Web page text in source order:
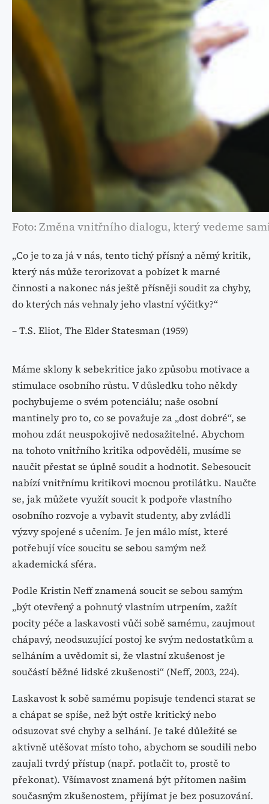
Foto: Změna vnitřního dialogu, který vedeme
„Co je to za já v nás, tento tichý přísný a němý kritik,
který nás může terorizovat a pobízet k marné
činnosti a nakonec nás ještě přísněji soudit za chyby,
do kterých nás vehnaly jeho vlastní výčitky?“
– T.S. Eliot, The Elder Statesman (1959)
Máme sklony k sebekritice jako způsobu motivace a
stimulace osobního růstu. V důsledku toho někdy
pochybujeme o svém potenciálu; naše osobní
mantinely pro to, co se považuje za „dost dobré“, se
mohou zdát neuspokojivě nedosažitelné. Abychom
na tohoto vnitřního kritika odpověděli, musíme se
naučit přestat se úplně soudit a hodnotit. Sebesoucit
nabízí vnitřnímu kritikovi mocnou protilátku. Naučte
se, jak můžete využít soucit k podpoře vlastního
osobního rozvoje a vybavit studenty, aby zvládli
výzvy spojené s učením. Je jen málo míst, které
potřebují více soucitu se sebou samým než
akademická sféra.
Podle Kristin Neff znamená soucit se sebou samým
„být otevřený a pohnutý vlastním utrpením, zažít
pocity péče a laskavosti vůči sobě samému, zaujmout
chápavý, neodsuzující postoj ke svým nedostatkům a
selháním a uvědomit si, že vlastní zkušenost je
součástí běžné lidské zkušenosti“ (Neff, 2003, 224).
Laskavost k sobě samému popisuje tendenci starat se
a chápat se spíše, než být ostře kritický nebo
odsuzovat své chyby a selhání. Je také důležité se
aktivně utěšovat místo toho, abychom se soudili nebo
zaujali tvrdý přístup (např. potlačit to, prostě to
překonat). Všímavost znamená být přítomen našim
současným zkušenostem, přijímat je bez posuzování.